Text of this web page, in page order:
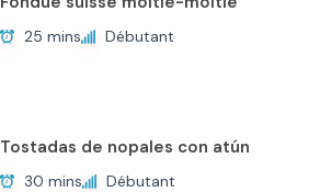
25 mins Débutant
Tostadas de nopales con atún
30 mins Débutant